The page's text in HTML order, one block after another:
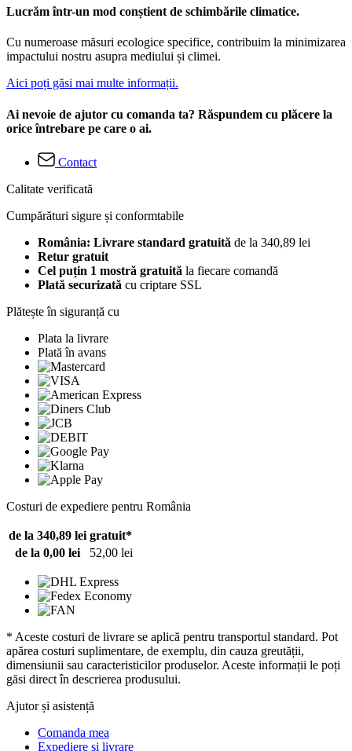
Lucrăm într-un mod conștient de schimbările climatice.
Cu numeroase măsuri ecologice specifice, contribuim la minimizarea
impactului nostru asupra mediului și climei.
Aici poți găsi mai multe informații.
Ai nevoie de ajutor cu comanda ta? Răspundem cu plăcere la
orice întrebare pe care o ai.
Contact
Calitate verificată
Cumpărături sigure și conformtabile
România: Livrare standard gratuită de la 340,89 lei
Retur gratuit
Cel puțin 1 mostră gratuită la fiecare comandă
Plată securizată cu criptare SSL
Plătește în siguranță cu
Plata la livrare
Plată în avans
Costuri de expediere pentru România
de la 340,89 lei gratuit*
de la 0,00 lei
52,00 lei
* Aceste costuri de livrare se aplică pentru transportul standard. Pot
apărea costuri suplimentare, de exemplu, din cauza greutății,
dimensiunii sau caracteristicilor produselor. Aceste informații le poți
găsi direct în descrierea produsului.
Ajutor și asistență
Comanda mea
Expediere și livrare